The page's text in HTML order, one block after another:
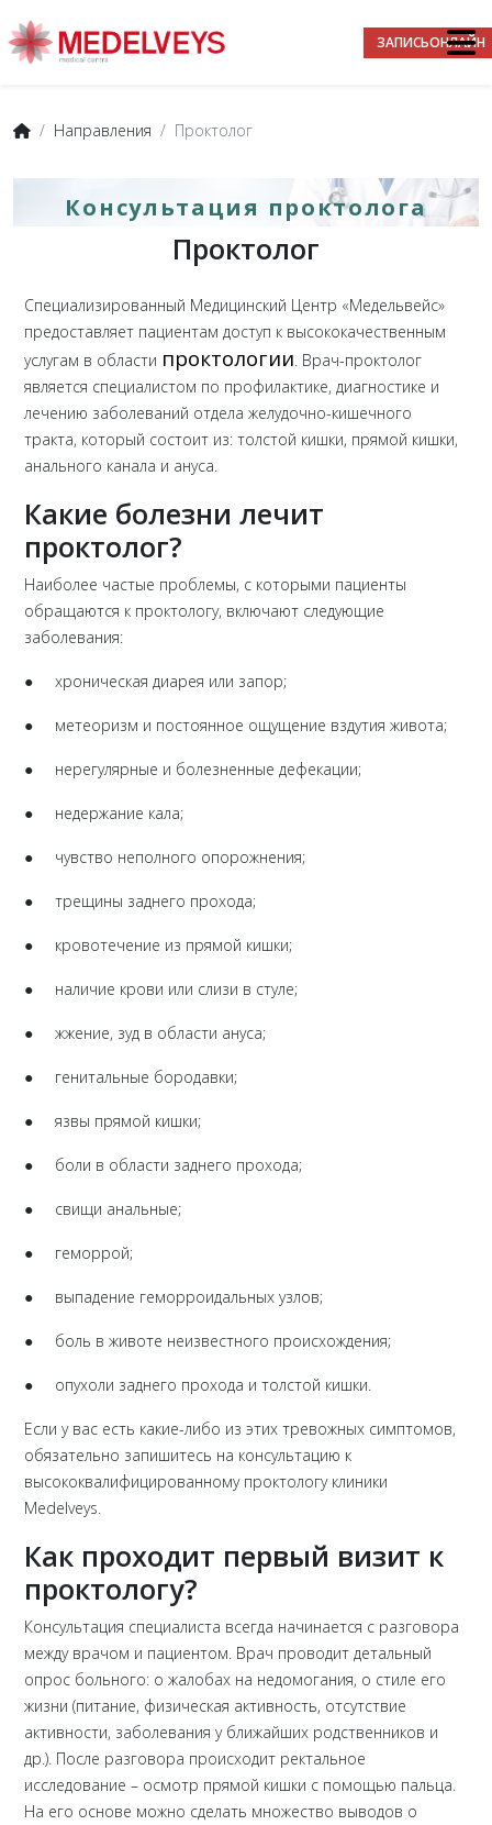
ЗАПИСЬОНЛАЙН
Направления Проктолог
Консультация проктолога
Проктолог
Специализированный Медицинский Центр «Медельвейс»
предоставляет пациентам доступ к высококачественным
услугам в области проктологии. Врач-проктолог
является специалистом по профилактике, диагностике и
лечению заболеваний отдела желудочно-кишечного
тракта, который состоит из: толстой кишки, прямой кишки,
анального канала и ануса.
Какие болезни лечит
проктолог?
Наиболее частые проблемы, с которыми пациенты
обращаются к проктологу, включают следующие
заболевания:
● хроническая диарея или запор;
● метеоризм и постоянное ощущение вздутия живота;
● нерегулярные и болезненные дефекации;
● недержание кала;
● чувство неполного опорожнения;
● трещины заднего прохода;
● кровотечение из прямой кишки;
● наличие крови или слизи в стуле;
● жжение, зуд в области ануса;
● генитальные бородавки;
● язвы прямой кишки;
● боли в области заднего прохода;
● свищи анальные;
● геморрой;
● выпадение геморроидальных узлов;
● боль в животе неизвестного происхождения;
● опухоли заднего прохода и толстой кишки.
Если у вас есть какие-либо из этих тревожных симптомов,
обязательно запишитесь на консультацию к
высококвалифицированному проктологу клиники
Medelveys.
Как проходит первый визит к
проктологу?
Консультация специалиста всегда начинается с разговора
между врачом и пациентом. Врач проводит детальный
опрос больного: о жалобах на недомогания, о стиле его
жизни (питание, физическая активность, отсутствие
активности, заболевания у ближайших родственников и
др.). После разговора происходит ректальное
исследование – осмотр прямой кишки с помощью пальца.
На его основе можно сделать множество выводов о